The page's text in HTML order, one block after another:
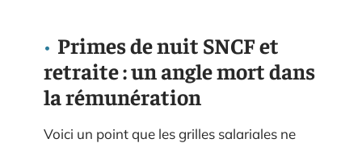
Primes de nuit SNCF et
retraite : un angle mort dans
la rémunération
Voici un point que les grilles salariales ne